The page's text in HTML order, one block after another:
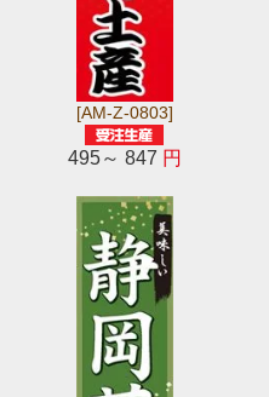
[AM-Z-0803]
495～ 847 円